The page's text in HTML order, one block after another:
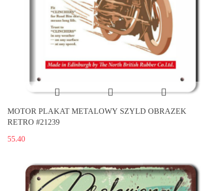
MOTOR PLAKAT METALOWY SZYLD OBRAZEK
RETRO #21239
55.40